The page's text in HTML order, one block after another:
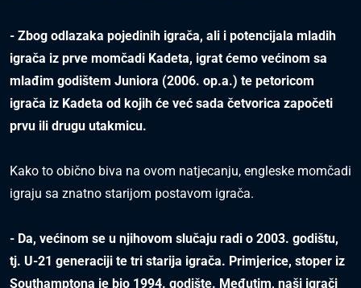
- Zbog odlazaka pojedinih igrača, ali i potencijala mladih
igrača iz prve momčadi Kadeta, igrat ćemo većinom sa
mlađim godištem Juniora (2006. op.a.) te petoricom
igrača iz Kadeta od kojih će već sada četvorica započeti
prvu ili drugu utakmicu.
Kako to obično biva na ovom natjecanju, engleske momčadi
igraju sa znatno starijom postavom igrača.
- Da, većinom se u njihovom slučaju radi o 2003. godištu,
tj. U-21 generaciji te tri starija igrača. Primjerice, stoper iz
Southamptona je bio 1994. godište. Međutim, naši igrači